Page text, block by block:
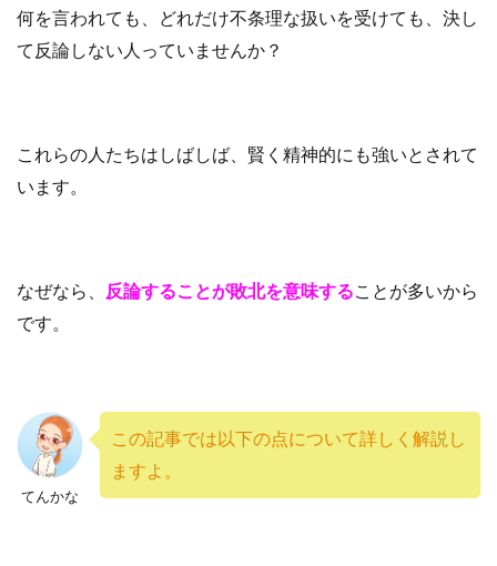
何を言われても、どれだけ不条理な扱いを受けても、決し
て反論しない人っていませんか？
これらの人たちはしばしば、賢く精神的にも強いとされて
います。
なぜなら、 反論することが敗北を意味することが多いから
です。
てんかな
この記事では以下の点について詳しく解説し
ますよ。